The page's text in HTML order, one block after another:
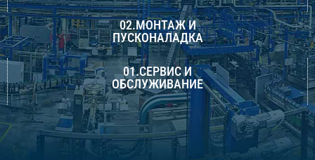
02.МОНТАЖ И
ПУСКОНАЛАДКА
01.СЕРВИС И
ОБСЛУЖИВАНИЕ